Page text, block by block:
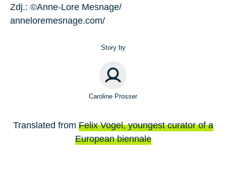
Zdj.: ©Anne-Lore Mesnage/
anneloremesnage.com/
Story by
Caroline Prosser
Translated from Felix Vogel, youngest curator of a
European biennale